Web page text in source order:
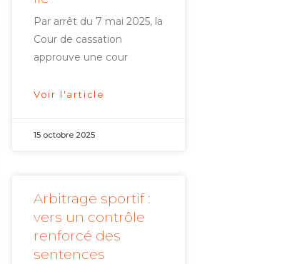
Par arrêt du 7 mai 2025, la
Cour de cassation
approuve une cour
Voir l'article
15 octobre 2025
Arbitrage sportif :
vers un contrôle
renforcé des
sentences